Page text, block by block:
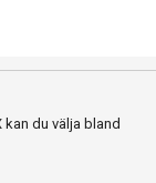
kan du välja bland